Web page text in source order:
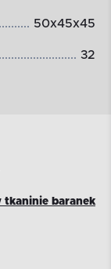
50x45x45
32
tkaninie baranek